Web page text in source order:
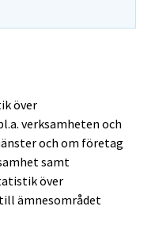
över
verksamheten och
och om företag
samt
över
ämnesområdet